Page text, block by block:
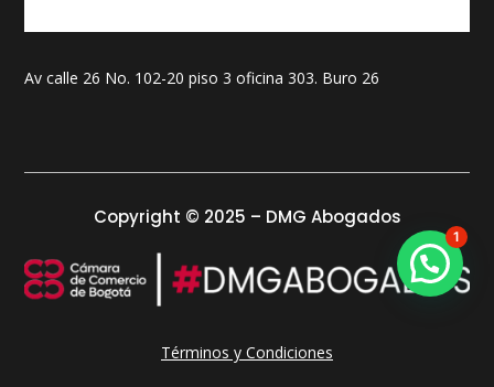
Av calle 26 No. 102-20 piso 3 oficina 303. Buro 26
Copyright © 2025 – DMG Abogados
Términos y Condiciones
1